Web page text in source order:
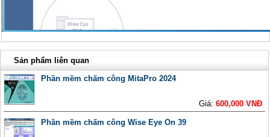
Sản phẩm liên quan
Phần mềm chấm công MitaPro 2024
Giá:600,000 VNĐ
Phần mềm chấm công Wise Eye On 39